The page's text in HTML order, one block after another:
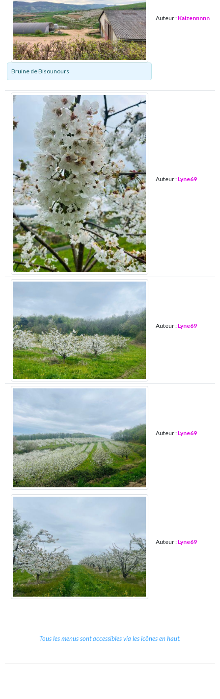
Bruine de Bisounours
Auteur : Kaizennnnn
Auteur : Lyne69
Auteur : Lyne69
Auteur : Lyne69
Auteur : Lyne69
Tous les menus sont accessibles via les icônes en haut.